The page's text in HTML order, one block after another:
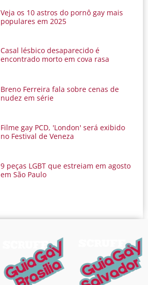
Veja os 10 astros do pornô gay mais
populares em 2025
Casal lésbico desaparecido é
encontrado morto em cova rasa
Breno Ferreira fala sobre cenas de
nudez em série
Filme gay PCD, 'London' será exibido
no Festival de Veneza
9 peças LGBT que estreiam em agosto
em São Paulo